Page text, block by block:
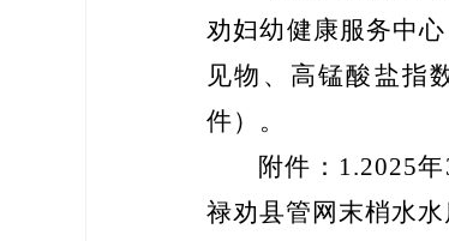
劝妇幼健康服务中
见物、 高锰酸盐指
件）。
附件 ： 1.2025年
禄劝县管网末梢水水